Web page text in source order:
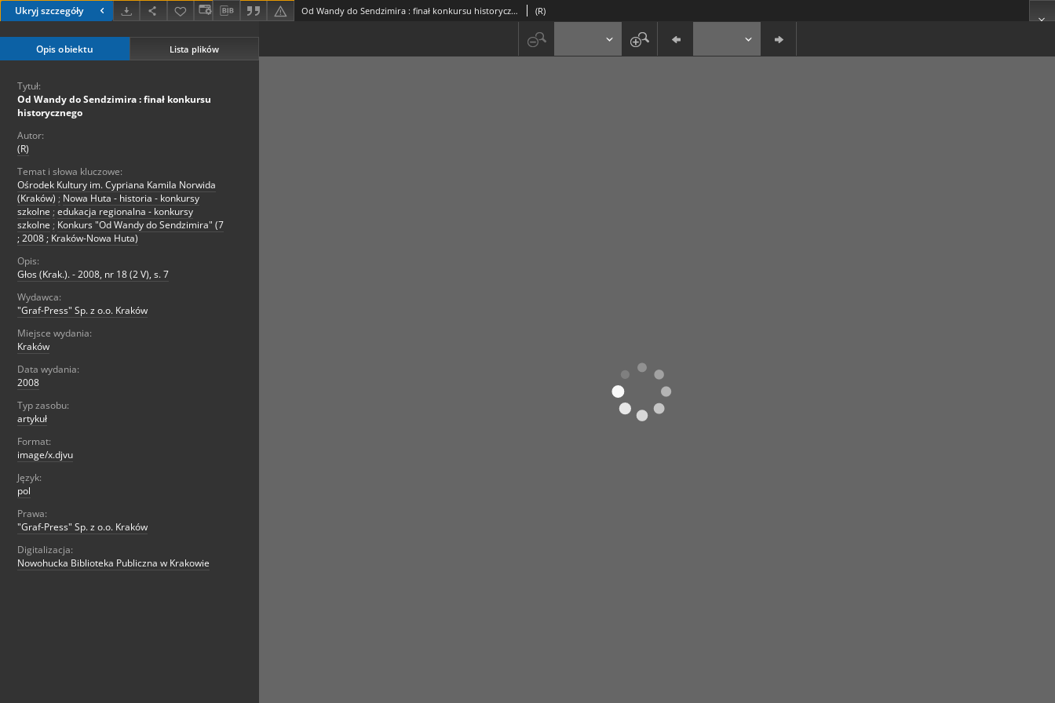
Ukryj szczegóły Od Wandy do Sendzimira : finał konkursu historycznego (R)
Opis obiektu Lista plików
Tytuł:
Od Wandy do Sendzimira : finał konkursu
historycznego
Autor:
(R)
Temat i słowa kluczowe:
Ośrodek Kultury im. Cypriana Kamila Norwida
(Kraków) ; Nowa Huta - historia - konkursy
szkolne ; edukacja regionalna - konkursy
szkolne ; Konkurs "Od Wandy do Sendzimira" (7
; 2008 ; Kraków-Nowa Huta)
Opis:
Głos (Krak.). - 2008, nr 18 (2 V), s. 7
Wydawca:
"Graf-Press" Sp. z o.o. Kraków
Miejsce wydania:
Kraków
Data wydania:
2008
Typ zasobu:
artykuł
Format:
image/x.djvu
Język:
pol
Prawa:
"Graf-Press" Sp. z o.o. Kraków
Digitalizacja:
Nowohucka Biblioteka Publiczna w Krakowie